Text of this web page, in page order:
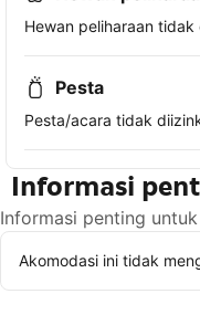
Hewan peliharaan
Pesta
Pesta/acara tidak
Informasi
Informasi penting
Akomodasi ini tidak